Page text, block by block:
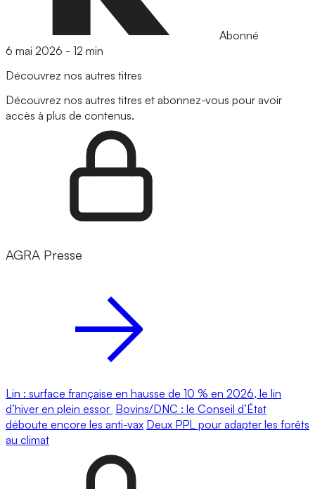
Abonné
6 mai 2026 - 12 min
Découvrez nos autres titres
Découvrez nos autres titres et abonnez-vous pour avoir
accès à plus de contenus.
AGRA Presse
Lin : surface française en hausse de 10 % en 2026, le lin
d’hiver en plein essor Bovins/DNC : le Conseil d’État
déboute encore les anti-vax Deux PPL pour adapter les forêts
au climat